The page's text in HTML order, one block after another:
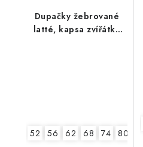
Dupačky žebrované
latté, kapsa zvířátka
52 56 62 68 74 80